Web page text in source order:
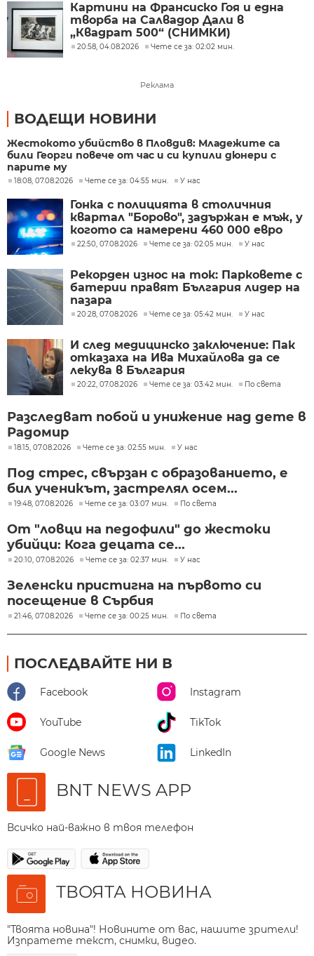
Картини на Франсиско Гоя и една
творба на Салвадор Дали в
„Квадрат 500“ (СНИМКИ)
20:58, 04.08.2026 Чете се за: 02:02 мин.
Реклама
ВОДЕЩИ НОВИНИ
Жестокото убийство в Пловдив: Младежите са
били Георги повече от час и си купили дюнери с
парите му
18:08, 07.08.2026 Чете се за: 04:55 мин. У нас
Гонка с полицията в столичния
квартал "Борово", задържан е мъж, у
когото са намерени 460 000 евро
22:50, 07.08.2026 Чете се за: 02:05 мин. У нас
Рекорден износ на ток: Парковете с
батерии правят България лидер на
пазара
20:28, 07.08.2026 Чете се за: 05:42 мин. У нас
И след медицинско заключение: Пак
отказаха на Ива Михайлова да се
лекува в България
20:22, 07.08.2026 Чете се за: 03:42 мин. По света
Разследват побой и унижение над дете в
Радомир
18:15, 07.08.2026 Чете се за: 02:55 мин. У нас
Под стрес, свързан с образованието, е
бил ученикът, застрелял осем...
19:48, 07.08.2026 Чете се за: 03:07 мин. По света
От "ловци на педофили" до жестоки
убийци: Кога децата се...
20:10, 07.08.2026 Чете се за: 02:37 мин. У нас
Зеленски пристигна на първото си
посещение в Сърбия
21:46, 07.08.2026 Чете се за: 00:25 мин. По света
ПОСЛЕДВАЙТЕ НИ В
Facebook Instagram
YouTube TikTok
Google News LinkedIn
BNT NEWS APP
Всичко най-важно в твоя телефон
ТВОЯТА НОВИНА
"Твоята новина"! Новините от вас, нашите зрители!
Изпратете текст, снимки, видео.